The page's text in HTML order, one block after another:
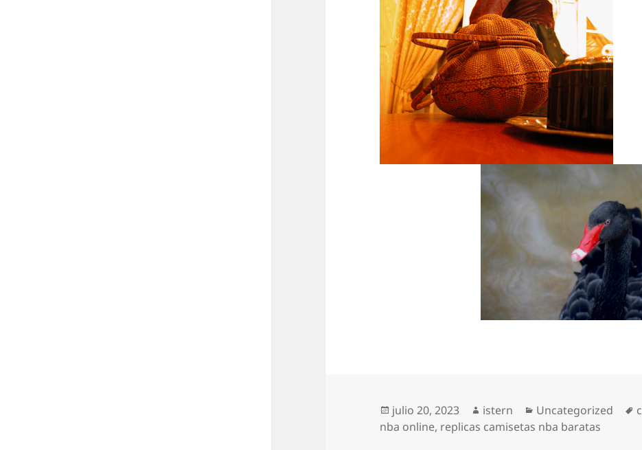
Publicado
el
julio 20, 2023 Autor
istern Categorías
Uncategorized
nba online, replicas camisetas nba baratas